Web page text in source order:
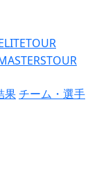
果チーム・選手